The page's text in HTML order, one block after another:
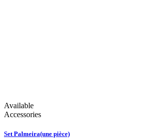
Available
Accessories
Set Palmeira(une pièce)